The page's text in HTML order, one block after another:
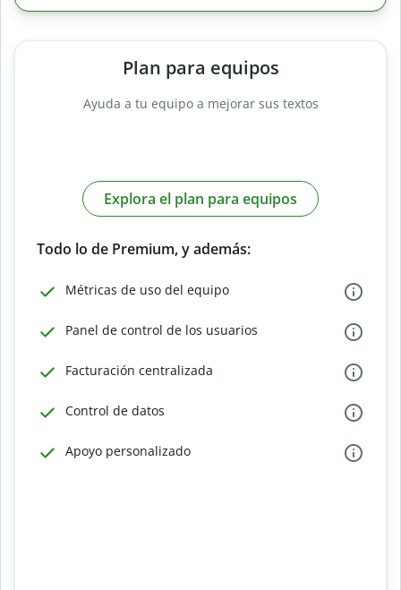
Plan para equipos
Ayuda a tu equipo a mejorar sus textos
Explora el plan para equipos
Todo lo de Premium, y además:
Métricas de uso del equipo
Panel de control de los usuarios
Facturación centralizada
Control de datos
Apoyo personalizado